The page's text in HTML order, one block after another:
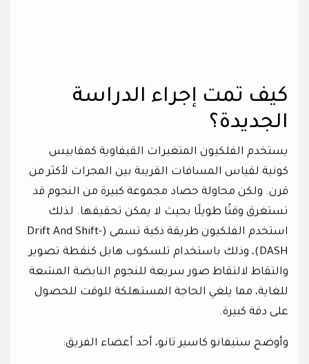
كيف تمت إجراء الدراسة
الجديدة؟
يستخدم الفلكيون المتغيرات القيفاوية كمقاييس
كونية لقياس المسافات القريبة بين المجرات لأكثر من
قرن. ولكن محاولة حصاد مجموعة كبيرة من النجوم قد
تستغرق وقتًا طويلًا بحيث لا يمكن تحقيقها. لذلك
استخدم الفلكيون طريقة ذكية تسمى (Drift And Shift-
DASH)، وذلك باستخدام تلسكوب هابل كنقطة تصوير
والتقاط لالتقاط صور سريعة للنجوم النابضة المشعة
للغاية، مما يلغي الحاجة المستهلكة للوقت للحصول
على دقة كبيرة.
وأوضح ستيفانو كاسير تانو، أحد أعضاء الفريق: